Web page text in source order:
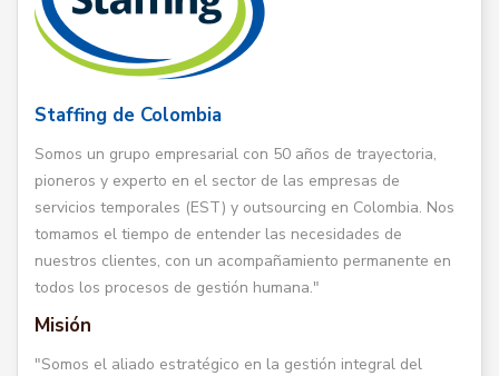
Staffing de Colombia
Somos un grupo empresarial con 50 años de trayectoria,
pioneros y experto en el sector de las empresas de
servicios temporales (EST) y outsourcing en Colombia. Nos
tomamos el tiempo de entender las necesidades de
nuestros clientes, con un acompañamiento permanente en
todos los procesos de gestión humana."
Misión
"Somos el aliado estratégico en la gestión integral del